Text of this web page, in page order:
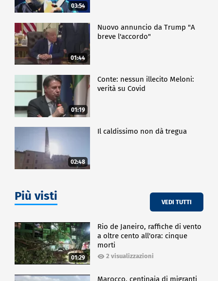
03:54
01:44
Nuovo annuncio da Trump "A
breve l'accordo"
01:19
Conte: nessun illecito Meloni:
verità su Covid
02:48
Il caldissimo non dà tregua
Più visti VEDI TUTTI
01:29
Rio de Janeiro, raffiche di vento
a oltre cento all'ora: cinque
morti
2 visualizzazioni
Marocco, centinaia di migranti